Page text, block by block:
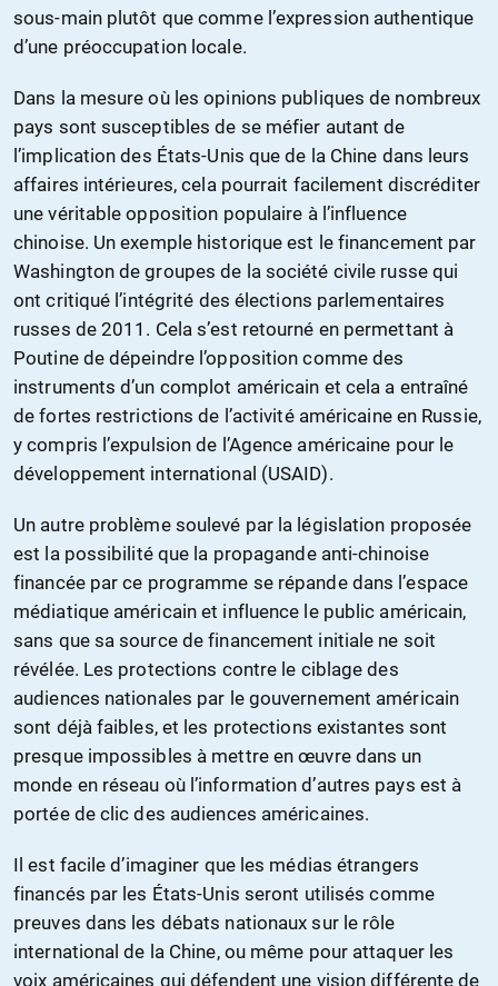
sous-main plutôt que comme l’expression authentique
d’une préoccupation locale.
Dans la mesure où les opinions publiques de nombreux
pays sont susceptibles de se méfier autant de
l’implication des États-Unis que de la Chine dans leurs
affaires intérieures, cela pourrait facilement discréditer
une véritable opposition populaire à l’influence
chinoise. Un exemple historique est le financement par
Washington de groupes de la société civile russe qui
ont critiqué l’intégrité des élections parlementaires
russes de 2011. Cela s’est retourné en permettant à
Poutine de dépeindre l’opposition comme des
instruments d’un complot américain et cela a entraîné
de fortes restrictions de l’activité américaine en Russie,
y compris l’expulsion de l’Agence américaine pour le
développement international (USAID).
Un autre problème soulevé par la législation proposée
est la possibilité que la propagande anti-chinoise
financée par ce programme se répande dans l’espace
médiatique américain et influence le public américain,
sans que sa source de financement initiale ne soit
révélée. Les protections contre le ciblage des
audiences nationales par le gouvernement américain
sont déjà faibles, et les protections existantes sont
presque impossibles à mettre en œuvre dans un
monde en réseau où l’information d’autres pays est à
portée de clic des audiences américaines.
Il est facile d’imaginer que les médias étrangers
financés par les États-Unis seront utilisés comme
preuves dans les débats nationaux sur le rôle
international de la Chine, ou même pour attaquer les
voix américaines qui défendent une vision différente de